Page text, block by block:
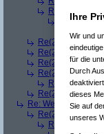
Re(3):
Re(4):
Re(5):
Re(2): Welches
Re(2): Welches
Re(2): Welches
Re(2): Welches
Re(3):
Re(2): Welches
Re: Welches
Re(2): Welches
Re(3):
Ihre
Wir und
für die
Durch
dieses
Sie auf
unseres